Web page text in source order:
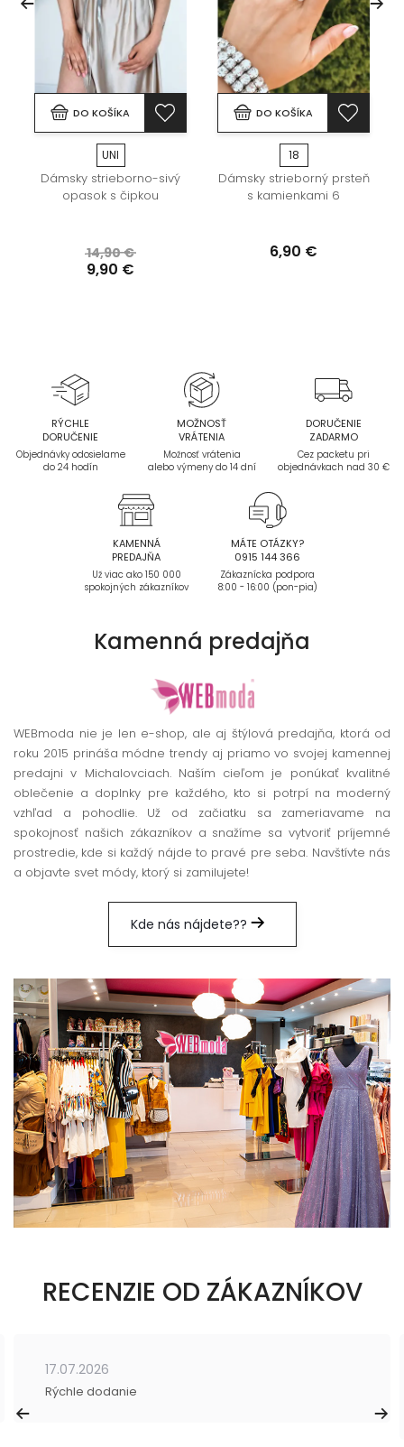
DO KOŠÍKA
UNI
Dámsky strieborno-sivý
opasok s čipkou
14,90 €
9,90 €
DO KOŠÍKA
18
Dámsky strieborný prsteň
s kamienkami 6
6,90 €
RÝCHLE
DORUČENIE
Objednávky odosielame
do 24 hodín
MOŽNOSŤ
VRÁTENIA
Možnosť vrátenia
alebo výmeny do 14 dní
DORUČENIE
ZADARMO
Cez packetu pri
objednávkach nad 30 €
KAMENNÁ
PREDAJŇA
Už viac ako 150 000
spokojných zákazníkov
MÁTE OTÁZKY?
0915 144 366
Zákaznícka podpora
8:00 - 16:00 (pon-pia)
Kamenná predajňa
WEBmoda nie je len e-shop, ale aj štýlová predajňa, ktorá od
roku 2015 prináša módne trendy aj priamo vo svojej kamennej
predajni v Michalovciach. Naším cieľom je ponúkať kvalitné
oblečenie a doplnky pre každého, kto si potrpí na moderný
vzhľad a pohodlie. Už od začiatku sa zameriavame na
spokojnosť našich zákazníkov a snažíme sa vytvoriť príjemné
prostredie, kde si každý nájde to pravé pre seba. Navštívte nás
a objavte svet módy, ktorý si zamilujete!
Kde nás nájdete??
RECENZIE OD ZÁKAZNÍKOV
17.07.2026
Rýchle dodanie